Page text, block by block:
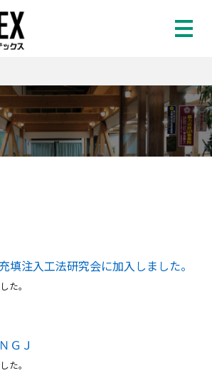
填注入工法研究会に加入しました。
た。
ＧＪ
た。